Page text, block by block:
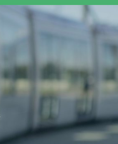
Retour à l'accueil